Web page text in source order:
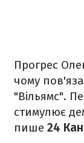
Прогрес
чому
"Вільямс".
стимулює
пише 24